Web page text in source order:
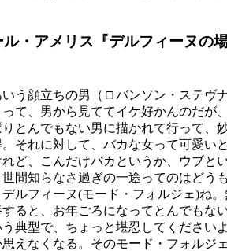
・アメリス『デルフィーヌの
いう顔立ちの男（ロバンソン・ステヴ
って、男から見ててイケ好かんのだが
りとんでもない男に描かれて行って、
それに対して、バカな女って可愛い
れど、こんだけバカというか、ウブと
間知らなさ過ぎの一途ってのはどう
デルフィーヌ(モード・フォルジェ)ね
ると、お年ごろになってとんでもな
典型で、ちょっと堪忍してください
思えなくなる。そのモード・フォルジ